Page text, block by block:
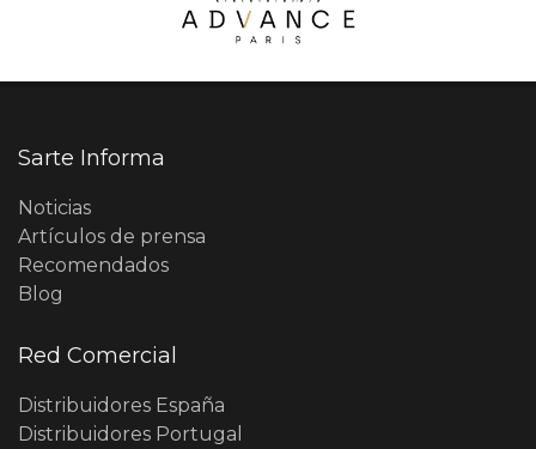
Sarte Informa
Noticias
Artículos de prensa
Recomendados
Blog
Red Comercial
Distribuidores España
Distribuidores Portugal